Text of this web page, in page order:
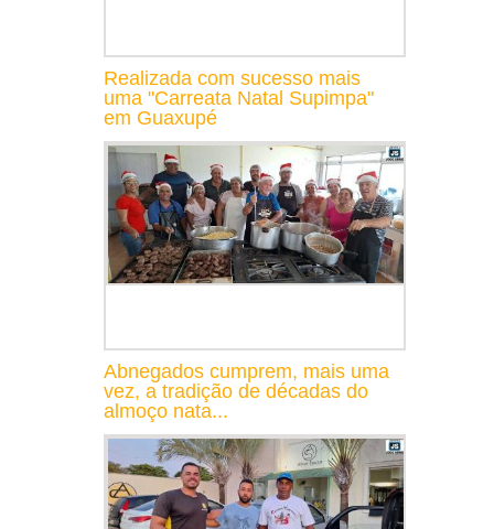
Realizada com sucesso mais
uma "Carreata Natal Supimpa"
em Guaxupé
Abnegados cumprem, mais uma
vez, a tradição de décadas do
almoço nata...